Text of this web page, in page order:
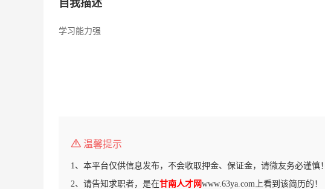
自我描述
学习能力强
温馨提示
1、本平台仅供信息发布，不会收取押金、保证金，请微友务必谨慎！
2、请告知求职者，是在甘南人才网www.63ya.com上看到该简历的！